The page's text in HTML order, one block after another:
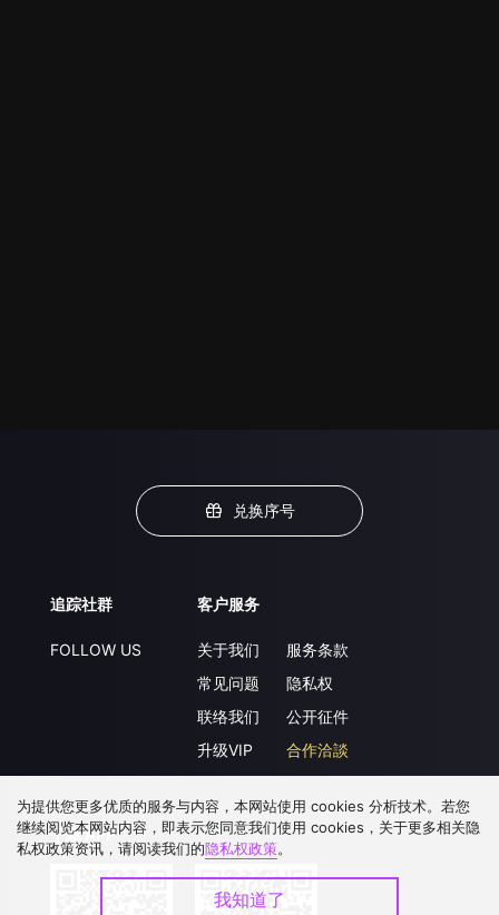
兑换序号
追踪社群
FOLLOW US
客户服务
关于我们
常见问题
联络我们
升级VIP
服务条款
隐私权
公开征件
合作洽談
下载 APP
为提供您更多优质的服务与内容，本网站使用 cookies 分析技术。若您
继续阅览本网站内容，即表示您同意我们使用 cookies，关于更多相关隐
私权政策资讯，请阅读我们的隐私权政策。
我知道了